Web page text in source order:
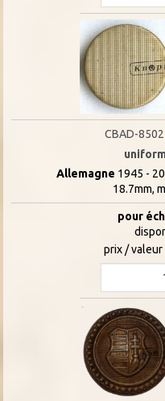
CBAD-
Allemagne 1945 -
18.7mm,
pour
prix / valeur